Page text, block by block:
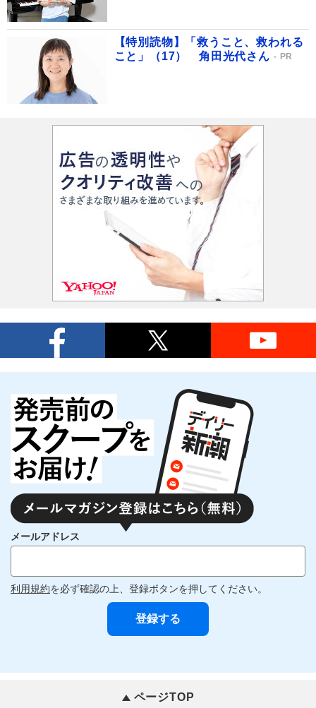
【特別読物】「救うこと、救われる
こと」（17） 角田光代さん
PR
メールアドレス
利用規約を必ず確認の上、登録ボタンを押してください。
ページTOP